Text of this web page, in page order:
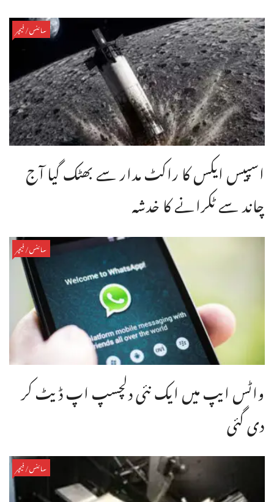
سائنس/فیچر
اسپیس ایکس کا راکٹ مدار سے بھٹک گیا آج
چاند سے ٹکرانے کا خدشہ
سائنس/فیچر
واٹس ایپ میں ایک نئی دلچسپ اپ ڈیٹ کر
دی گئی
سائنس/فیچر